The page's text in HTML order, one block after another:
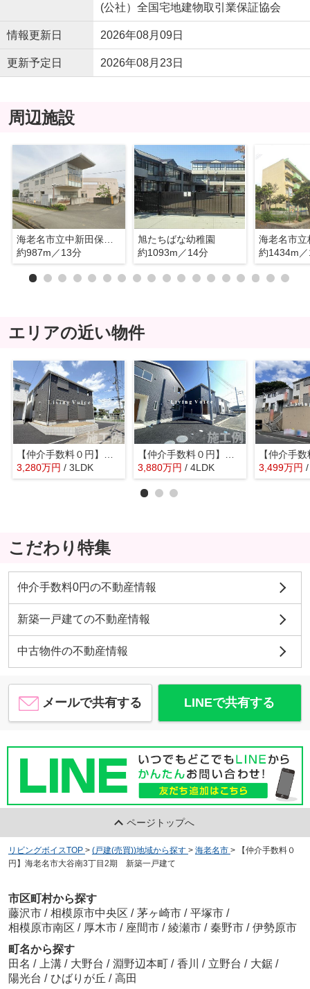
(公社）全国宅地建物取引業保証協会
情報更新日 2026年08月09日
更新予定日 2026年08月23日
周辺施設
約987m／13分
旭たちばな幼稚園
約1093m／14分
約1434m
エリアの近い物件
【仲介手数料０円】海老名市中野第10 新築一戸建て
3,280万円 / 3LDK
【仲介手数料０円】海老名市今里第8 新築一戸建て 全3棟
3,880万円 / 4LDK 3,499万円
こだわり特集
仲介手数料0円の不動産情報
新築一戸建ての不動産情報
中古物件の不動産情報
メールで共有する LINEで共有する
ページトップへ
リビングボイスTOP > (戸建(売買))地域から探す > 海老名市 >
【仲介手数料０
円】海老名市大谷南3丁目2期 新築一戸建て
市区町村から探す
藤沢市 / 相模原市中央区 / 茅ヶ崎市 / 平塚市 /
相模原市南区 / 厚木市 / 座間市 / 綾瀬市 / 秦野市 / 伊勢原市
町名から探す
田名 / 上溝 / 大野台 / 淵野辺本町 / 香川 / 立野台 / 大鋸 /
陽光台 / ひばりが丘 / 高田